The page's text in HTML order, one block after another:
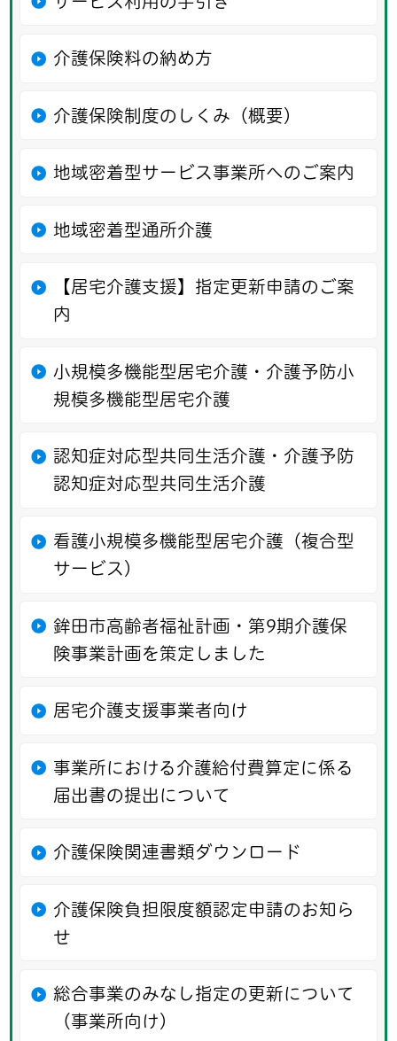
介護保険料の納め方
介護保険制度のしくみ（概要）
地域密着型サービス事業所へのご案内
地域密着型通所介護
【居宅介護支援】指定更新申請のご案
内
小規模多機能型居宅介護・介護予防小
規模多機能型居宅介護
認知症対応型共同生活介護・介護予防
認知症対応型共同生活介護
看護小規模多機能型居宅介護（複合型
サービス）
鉾田市高齢者福祉計画・第9期介護保
険事業計画を策定しました
居宅介護支援事業者向け
事業所における介護給付費算定に係る
届出書の提出について
介護保険関連書類ダウンロード
介護保険負担限度額認定申請のお知ら
せ
総合事業のみなし指定の更新について
（事業所向け）